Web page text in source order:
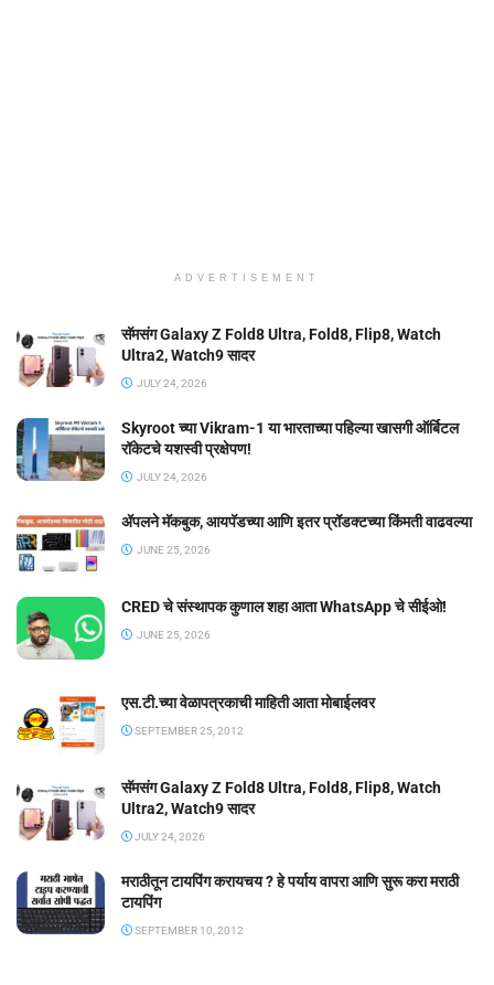
ADVERTISEMENT
सॅमसंग Galaxy Z Fold8 Ultra, Fold8, Flip8, Watch
Ultra2, Watch9 सादर
JULY 24, 2026
Skyroot च्या Vikram-1 या भारताच्या पहिल्या खासगी ऑर्बिटल
रॉकेटचे यशस्वी प्रक्षेपण!
JULY 24, 2026
ॲपलने मॅकबुक, आयपॅडच्या आणि इतर प्रॉडक्टच्या किंमती वाढवल्या
JUNE 25, 2026
CRED चे संस्थापक कुणाल शहा आता WhatsApp चे सीईओ!
JUNE 25, 2026
एस.टी.च्या वेळापत्रकाची माहिती आता मोबाईलवर
SEPTEMBER 25, 2012
सॅमसंग Galaxy Z Fold8 Ultra, Fold8, Flip8, Watch
Ultra2, Watch9 सादर
JULY 24, 2026
मराठीतून टायपिंग करायचय ? हे पर्याय वापरा आणि सुरू करा मराठी
टायपिंग
SEPTEMBER 10, 2012